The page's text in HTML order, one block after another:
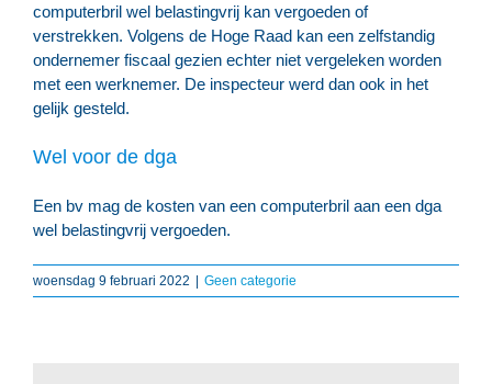
computerbril wel belastingvrij kan vergoeden of
verstrekken. Volgens de Hoge Raad kan een zelfstandig
ondernemer fiscaal gezien echter niet vergeleken worden
met een werknemer. De inspecteur werd dan ook in het
gelijk gesteld.
Wel voor de dga
Een bv mag de kosten van een computerbril aan een dga
wel belastingvrij vergoeden.
woensdag 9 februari 2022 | Geen categorie